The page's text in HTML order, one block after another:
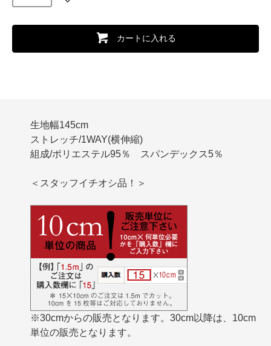
カートに入れる
生地幅145cm
ストレッチ/1WAY(横伸縮)
組成/ポリエステル95％ スパンデックス5％
＜スタッフイチオシ品！＞
※30cmからの販売となります。30cm以降は、10cm
単位の販売となります。